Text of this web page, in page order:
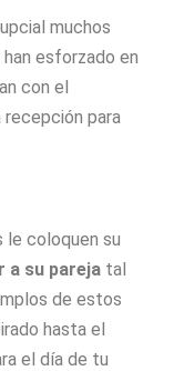
muchos
esforzado en
con el
para
le coloquen su
a su pareja tal
de estos
hasta el
el día de tu